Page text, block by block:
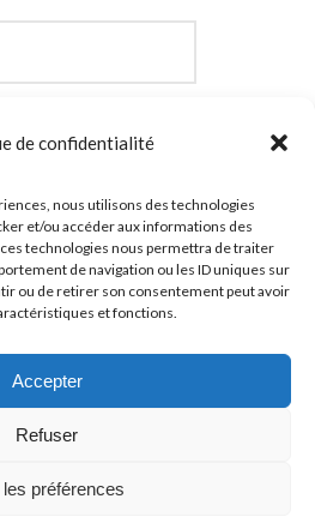
de confidentialité
nous utilisons des technologies
et/ou accéder aux informations des
technologies nous permettra de traiter
de navigation ou les ID uniques sur
ou de retirer son consentement peut avoir
et fonctions.
Accepter
Refuser
les préférences
mon e-mail et mon site dans
prochain commentaire.
Actualité au sens large
Plan du site